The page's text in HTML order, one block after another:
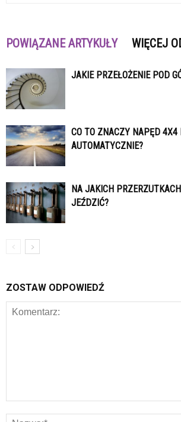
POWIĄZANE ARTYKUŁY WIĘCEJ
JAKIE PRZEŁOŻENIE POD
CO TO ZNACZY NAPĘD 4X4
AUTOMATYCZNIE?
NA JAKICH
JEŹDZIĆ?
ZOSTAW ODPOWIEDŹ